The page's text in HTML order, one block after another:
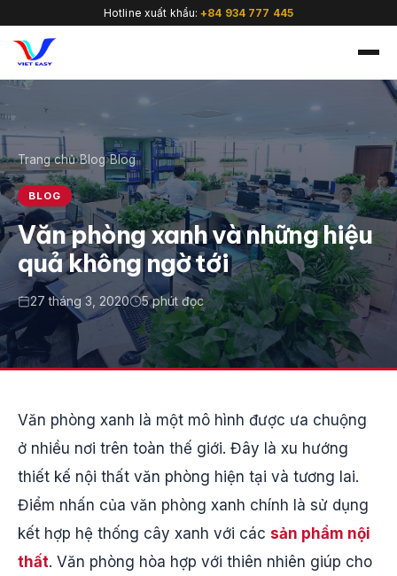
Hotline xuất khẩu:+84 934 777 445
🇻🇳
Trang chủ›Blog›Blog
BLOG
Văn phòng xanh và những hiệu
quả không ngờ tới
27 tháng 3, 2020 5 phút đọc
Văn phòng xanh là một mô hình được ưa chuộng
ở nhiều nơi trên toàn thế giới. Đây là xu hướng
thiết kế nội thất văn phòng hiện tại và tương lai.
Điểm nhấn của văn phòng xanh chính là sử dụng
kết hợp hệ thống cây xanh với các sản phẩm nội
thất. Văn phòng hòa hợp với thiên nhiên giúp cho